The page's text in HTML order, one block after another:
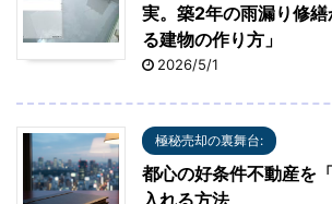
実。築2年の雨漏り修
る建物の作り方」
2026/5/1
極秘売却の裏舞台:
都心の好条件不動産を